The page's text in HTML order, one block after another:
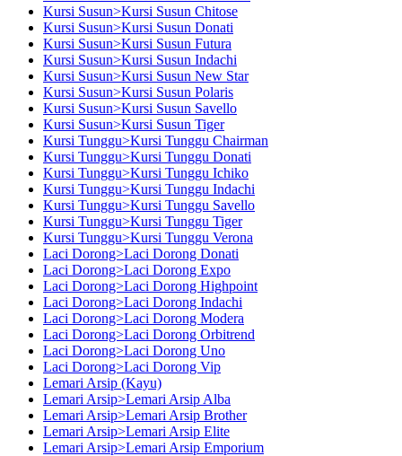
Kursi Susun>Kursi Susun Chitose
Kursi Susun>Kursi Susun Donati
Kursi Susun>Kursi Susun Futura
Kursi Susun>Kursi Susun Indachi
Kursi Susun>Kursi Susun New Star
Kursi Susun>Kursi Susun Polaris
Kursi Susun>Kursi Susun Savello
Kursi Susun>Kursi Susun Tiger
Kursi Tunggu>Kursi Tunggu Chairman
Kursi Tunggu>Kursi Tunggu Donati
Kursi Tunggu>Kursi Tunggu Ichiko
Kursi Tunggu>Kursi Tunggu Indachi
Kursi Tunggu>Kursi Tunggu Savello
Kursi Tunggu>Kursi Tunggu Tiger
Kursi Tunggu>Kursi Tunggu Verona
Laci Dorong>Laci Dorong Donati
Laci Dorong>Laci Dorong Expo
Laci Dorong>Laci Dorong Highpoint
Laci Dorong>Laci Dorong Indachi
Laci Dorong>Laci Dorong Modera
Laci Dorong>Laci Dorong Orbitrend
Laci Dorong>Laci Dorong Uno
Laci Dorong>Laci Dorong Vip
Lemari Arsip (Kayu)
Lemari Arsip>Lemari Arsip Alba
Lemari Arsip>Lemari Arsip Brother
Lemari Arsip>Lemari Arsip Elite
Lemari Arsip>Lemari Arsip Emporium